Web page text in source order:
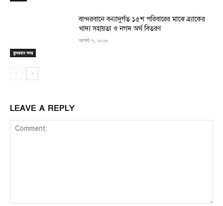
বান্দরবান সদর
বান্দরবানে বন্যাদুর্গত ১৫শ পরিবারের মাঝে ব্র্যাকের
খাদ্য সহায়তা ও নগদ অর্থ বিতরণ
আগস্ট ৭, ২০২৬
LEAVE A REPLY